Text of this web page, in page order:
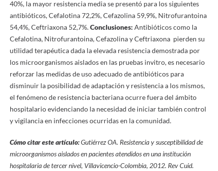
40%, la mayor resistencia media se presentó para los siguientes
antibióticos, Cefalotina 72,2%, Cefazolina 59,9%, Nitrofurantoina
54,4%, Ceftriaxona 52,7%.Conclusiones: Antibióticos como la
Cefalotina, Nitrofurantoina, Cefazolina y Ceftriaxona pierden su
utilidad terapéutica dada la elevada resistencia demostrada por
los microorganismos aislados en las pruebas invitro, es necesario
reforzar las medidas de uso adecuado de antibióticos para
disminuir la posibilidad de adaptación y resistencia a los mismos,
el fenómeno de resistencia bacteriana ocurre fuera del ámbito
hospitalario evidenciando la necesidad de iniciar también control
y vigilancia en infecciones ocurridas en la comunidad.
Cómo citar este artículo:Gutiérrez OA. Resistencia y susceptibilidad de
microorganismos aislados en pacientes atendidos en una institución
hospitalaria de tercer nivel, Villavicencio-Colombia, 2012. Rev Cuid.